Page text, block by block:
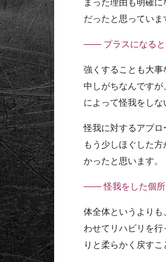
まった理由も明確
だったと思っていま
—— プラスになると
強くすることも大
中しがちなんです
によって怪我をしな
怪我に対するアプ
もう少しほぐした
かったと思います。
—— 怪我をした個所
体全体というより
わせてリハビリを
りと柔らかく戻すこ